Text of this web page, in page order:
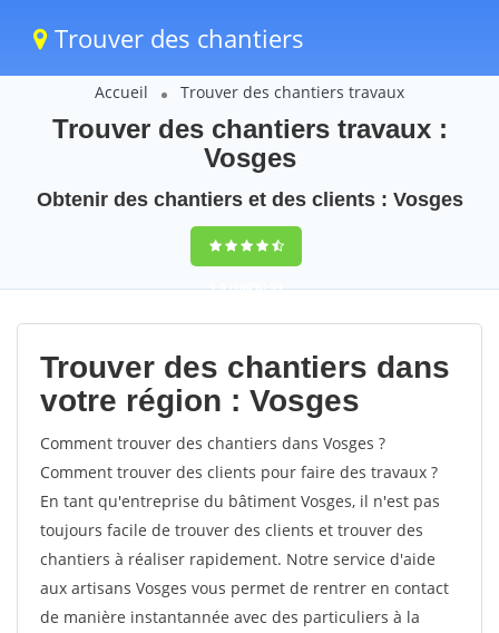
Trouver des chantiers
Accueil Trouver des chantiers travaux
Trouver des chantiers travaux :
Vosges
Obtenir des chantiers et des clients : Vosges
9,5(100%)59
votes
Trouver des chantiers dans
votre région : Vosges
Comment trouver des chantiers dans Vosges ?
Comment trouver des clients pour faire des travaux ?
En tant qu'entreprise du bâtiment Vosges, il n'est pas
toujours facile de trouver des clients et trouver des
chantiers à réaliser rapidement. Notre service d'aide
aux artisans Vosges vous permet de rentrer en contact
de manière instantannée avec des particuliers à la